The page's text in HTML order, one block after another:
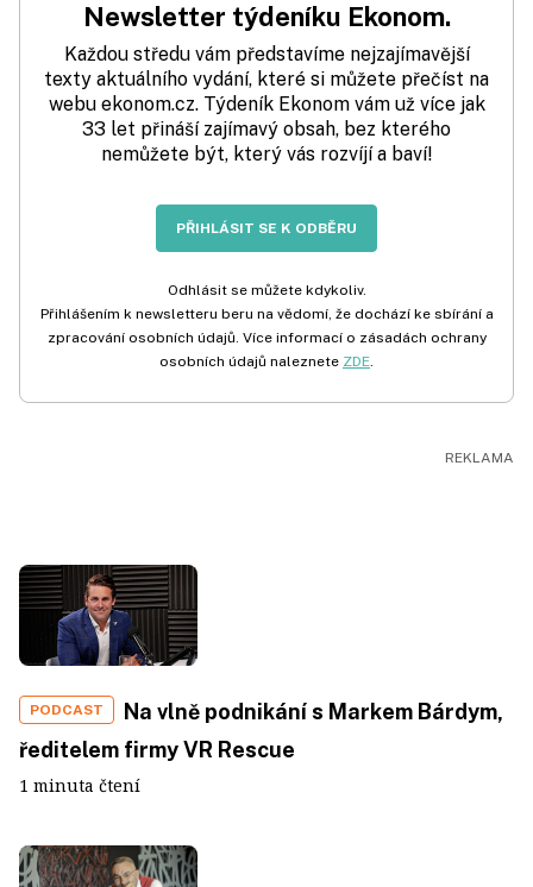
Newsletter týdeníku Ekonom.
Každou středu vám představíme nejzajímavější
texty aktuálního vydání, které si můžete přečíst na
webu ekonom.cz. Týdeník Ekonom vám už více jak
33 let přináší zajímavý obsah, bez kterého
nemůžete být, který vás rozvíjí a baví!
PŘIHLÁSIT SE K ODBĚRU
Odhlásit se můžete kdykoliv.
Přihlášením k newsletteru beru na vědomí, že dochází ke sbírání a
zpracování osobních údajů. Více informací o zásadách ochrany
osobních údajů naleznete ZDE.
PODCAST
Na vlně podnikání s Markem Bárdym,
ředitelem firmy VR Rescue
1 minuta čtení